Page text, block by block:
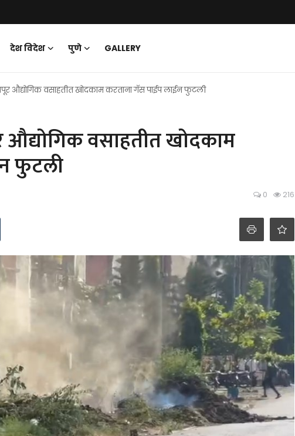
देश विदेश पुणे
GALLERY
औद्योगिक वसाहतीत खोदकाम करताना गॅस पाईप लाईन फुटली
वसाहतीत खोदकाम
फुटली
0 216